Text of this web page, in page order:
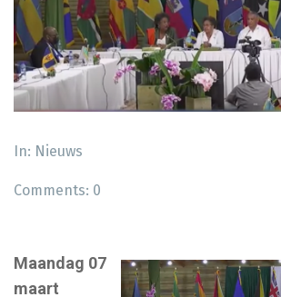
In: Nieuws
Comments: 0
Maandag 07
maart